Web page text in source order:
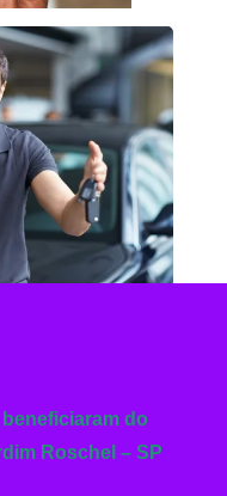
do
Roschel – SP